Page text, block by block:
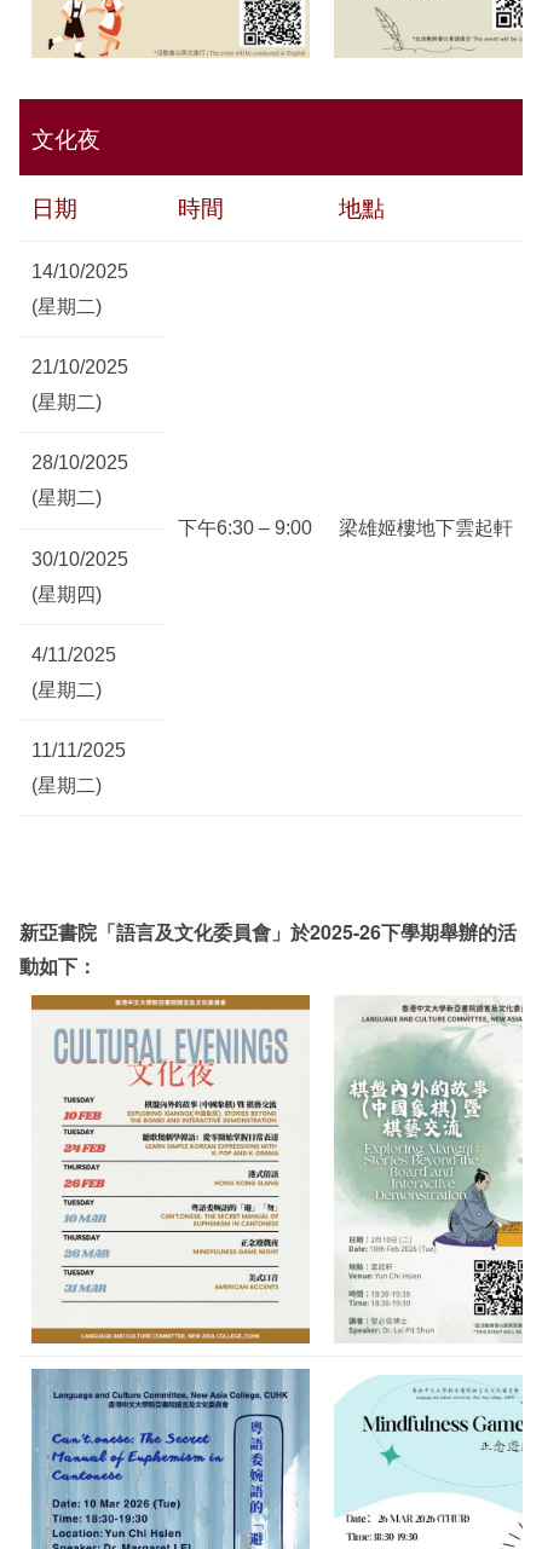
文化夜
日期 時間 地點
14/10/2025
(星期二)
下午6:30 – 9:00 梁雄姬樓地下雲起軒
21/10/2025
(星期二)
28/10/2025
(星期 二)
30/10/2025
(星期四)
4/11/2025
(星期二)
11/11/2025
(星期二)
新亞書院「語言及文化委員會」於2025-26下學期舉辦的活
動如下：